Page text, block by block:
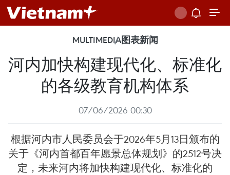
MULTIMEDIA图表新闻
河内加快构建现代化、标准化
的各级教育机构体系
07/06/2026 00:30
根据河内市人民委员会于2026年5月13日颁布的
关于《河内首都百年愿景总体规划》的2512号决
定，未来河内将加快构建现代化、标准化的